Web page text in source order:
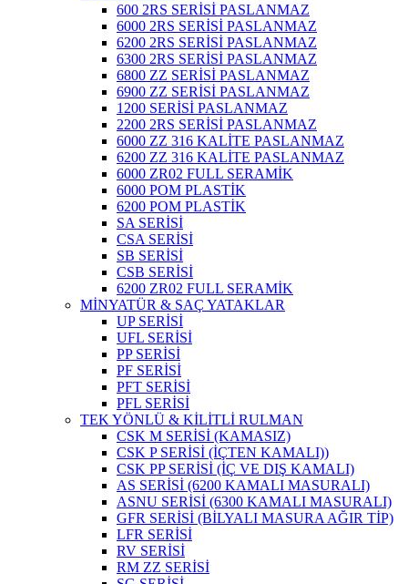
600 2RS SERİSİ PASLANMAZ
6000 2RS SERİSİ PASLANMAZ
6200 2RS SERİSİ PASLANMAZ
6300 2RS SERİSİ PASLANMAZ
6800 ZZ SERİSİ PASLANMAZ
6900 ZZ SERİSİ PASLANMAZ
1200 SERİSİ PASLANMAZ
2200 2RS SERİSİ PASLANMAZ
6000 ZZ 316 KALİTE PASLANMAZ
6200 ZZ 316 KALİTE PASLANMAZ
6000 ZR02 FULL SERAMİK
6000 POM PLASTİK
6200 POM PLASTİK
SA SERİSİ
CSA SERİSİ
SB SERİSİ
CSB SERİSİ
6200 ZR02 FULL SERAMİK
MİNYATÜR & SAÇ YATAKLAR
UP SERİSİ
UFL SERİSİ
PP SERİSİ
PF SERİSİ
PFT SERİSİ
PFL SERİSİ
TEK YÖNLÜ & KİLİTLİ RULMAN
CSK M SERİSİ (KAMASIZ)
CSK P SERİSİ (İÇTEN KAMALI))
CSK PP SERİSİ (İÇ VE DIŞ KAMALI)
AS SERİSİ (6200 KAMALI MASURALI)
ASNU SERİSİ (6300 KAMALI MASURALI)
GFR SERİSİ (BİLYALI MASURA AĞIR TİP)
LFR SERİSİ
RV SERİSİ
RM ZZ SERİSİ